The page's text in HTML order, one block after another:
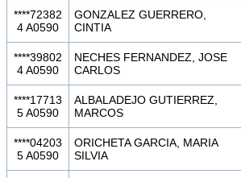
****72382
4 A0590
GONZALEZ GUERRERO,
CINTIA
****39802
4 A0590
NECHES FERNANDEZ, JOSE
CARLOS
****17713
5 A0590
ALBALADEJO GUTIERREZ,
MARCOS
****04203
5 A0590
ORICHETA GARCIA, MARIA
SILVIA